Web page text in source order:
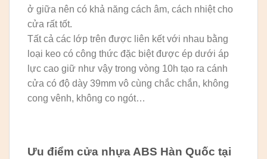
ở giữa nên có khả năng cách âm, cách nhiệt cho
cửa rất tốt.
Tất cả các lớp trên được liên kết với nhau bằng
loại keo có công thức đặc biệt được ép dưới áp
lực cao giữ như vậy trong vòng 10h tạo ra cánh
cửa có độ dày 39mm vô cùng chắc chắn, không
cong vênh, không co ngót…
Ưu điểm cửa nhựa ABS Hàn Quốc tại